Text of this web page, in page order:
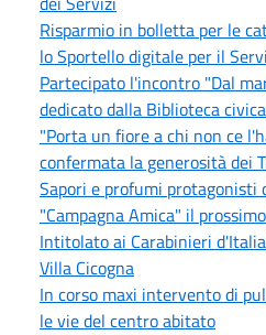
Risparmio in bolletta per le
lo Sportello digitale per il
Partecipato l'incontro "Dal
dedicato dalla Biblioteca
"Porta un fiore a chi non ce
confermata la generosità dei
Sapori e profumi protagonisti
"Campagna Amica" il
Intitolato ai Carabinieri
Villa Cicogna
In corso maxi intervento di
le vie del centro abitato